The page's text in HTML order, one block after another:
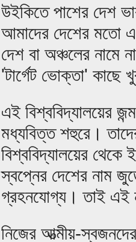
উইকিতে পাশের দেশ
আমাদের দেশের মতো
দেশ বা অঞ্চলের নামে
'টার্গেট ভোক্তা'
এই বিশ্ববিদ্যালয়ের
মধ্যবিত্ত শহুরে।
বিশ্ববিদ্যালয়ের থেকে
স্বপ্নের দেশের নাম
গ্রহনযোগ্য। তাই এই
নিজের আত্মীয়-